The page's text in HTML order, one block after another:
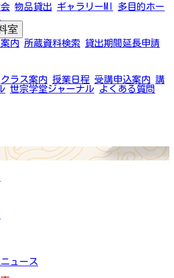
物品貸出 ギャラリーMI
多目的ホー
室
内 所蔵資料検索
貸出期間延長申請
クラス案内 授業日程 受講申込案内 講
世宗学堂ジャーナル よくある質問
ュース